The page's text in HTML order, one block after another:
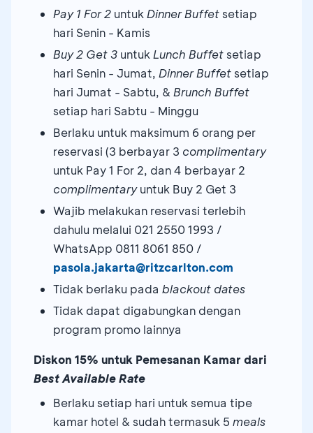
Pay 1 For 2 untuk Dinner Buffet setiap
hari Senin - Kamis
Buy 2 Get 3 untuk Lunch Buffet setiap
hari Senin - Jumat, Dinner Buffet setiap
hari Jumat - Sabtu, & Brunch Buffet
setiap hari Sabtu - Minggu
Berlaku untuk maksimum 6 orang per
reservasi (3 berbayar 3 complimentary
untuk Pay 1 For 2, dan 4 berbayar 2
complimentaryuntuk Buy 2 Get 3
Wajib melakukan reservasi terlebih
dahulu melalui 021 2550 1993 /
WhatsApp 0811 8061 850 /
pasola.jakarta@ritzcarlton.com
Tidak berlaku pada blackout dates
Tidak dapat digabungkan dengan
program promo lainnya
Diskon 15% untuk Pemesanan Kamar dari
Best Available Rate
Berlaku setiap hari untuk semua tipe
kamar hotel & sudah termasuk 5 meals